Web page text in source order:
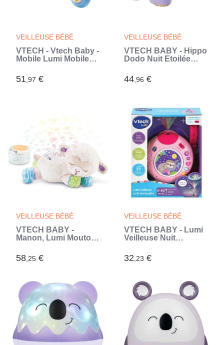
VEILLEUSE BÉBÉ
VTECH - Vtech Baby -
Mobile Lumi Mobile
Bleu (Bleu)
51,97 €
VEILLEUSE BÉBÉ
VTECH BABY - Hippo
Dodo Nuit Etoilée
44,96 €
VEILLEUSE BÉBÉ
VTECH BABY -
Manon, Lumi Mouton
(Blanc)
58,25 €
VEILLEUSE BÉBÉ
VTECH BABY - Lumi
Veilleuse Nuit
(Rose)
32,23 €